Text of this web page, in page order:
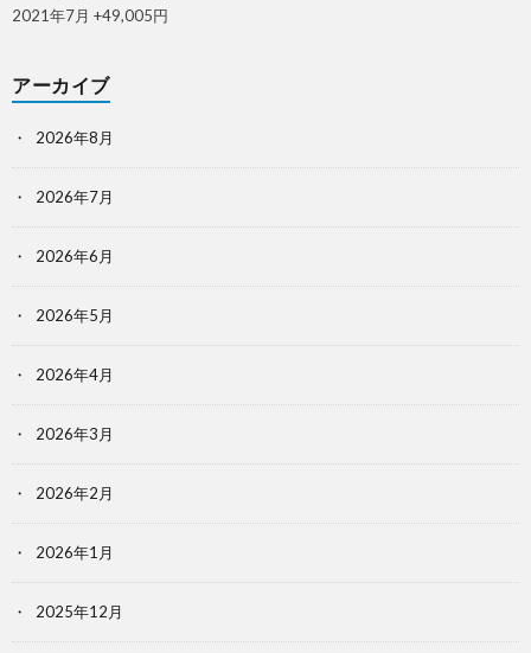
2021年7月 +49,005円
アーカイブ
2026年8月
2026年7月
2026年6月
2026年5月
2026年4月
2026年3月
2026年2月
2026年1月
2025年12月